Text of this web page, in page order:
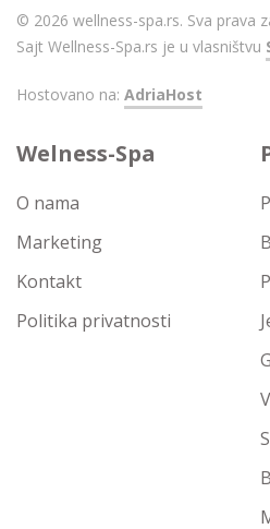
© 2026 wellness-spa.rs. Sva prava
Sajt Wellness-Spa.rs je u vlasništvu
Hostovano na: AdriaHost
Welness-Spa
O nama
Marketing
Kontakt
Politika privatnosti